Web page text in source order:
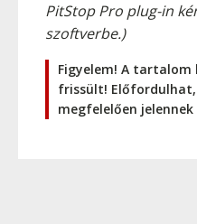
PitStop Pro plug-in
szoftverbe.)
Figyelem! A tartalom
frissült! Előfordulhat,
megfelelően jelennek